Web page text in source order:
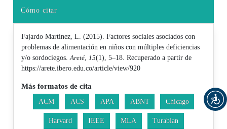
Cómo citar
Fajardo Martínez, L. (2015). Factores sociales asociados con
problemas de alimentación en niños con múltiples deficiencias
y/o sordociegos.Areté,15(1), 5–18. Recuperado a partir de
https://arete.ibero.edu.co/article/view/920
Más formatos de cita
ACM ACS APA ABNT Chicago
Harvard IEEE MLA Turabian